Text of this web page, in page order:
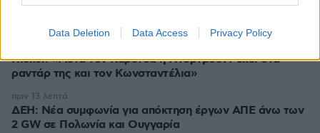
Data Deletion Data Access Privacy Policy
Σε δημοπρασία η μπάλα από το «χέρι του Θεού», το
Kicker: «Μετά τον Καρέτσα η Ντόρτμουντ έχει στα
ραντάρ της και τον Κωνσταντέλια»
ΔΕΗ: Νέα συμφωνία για απόκτηση έργων ΑΠΕ άνω των
2 GW σε Πολωνία και Ουγγαρία
πριν 13 λεπτά